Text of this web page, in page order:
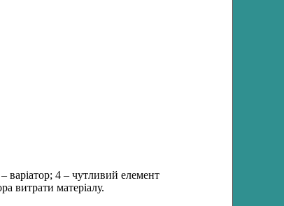
варіатор; 4 – чутливий елемент
витрати матеріалу.